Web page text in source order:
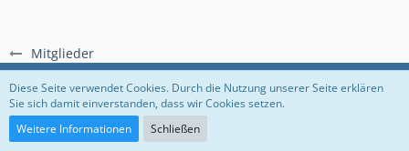
Mitglieder
Regeln Datenschutzerklärung Impressum
Community-Software:
Diese Seite verwendet Cookies. Durch die Nutzung unserer Seite erklären
Sie sich damit einverstanden, dass wir Cookies setzen.
Weitere Informationen
Schließen